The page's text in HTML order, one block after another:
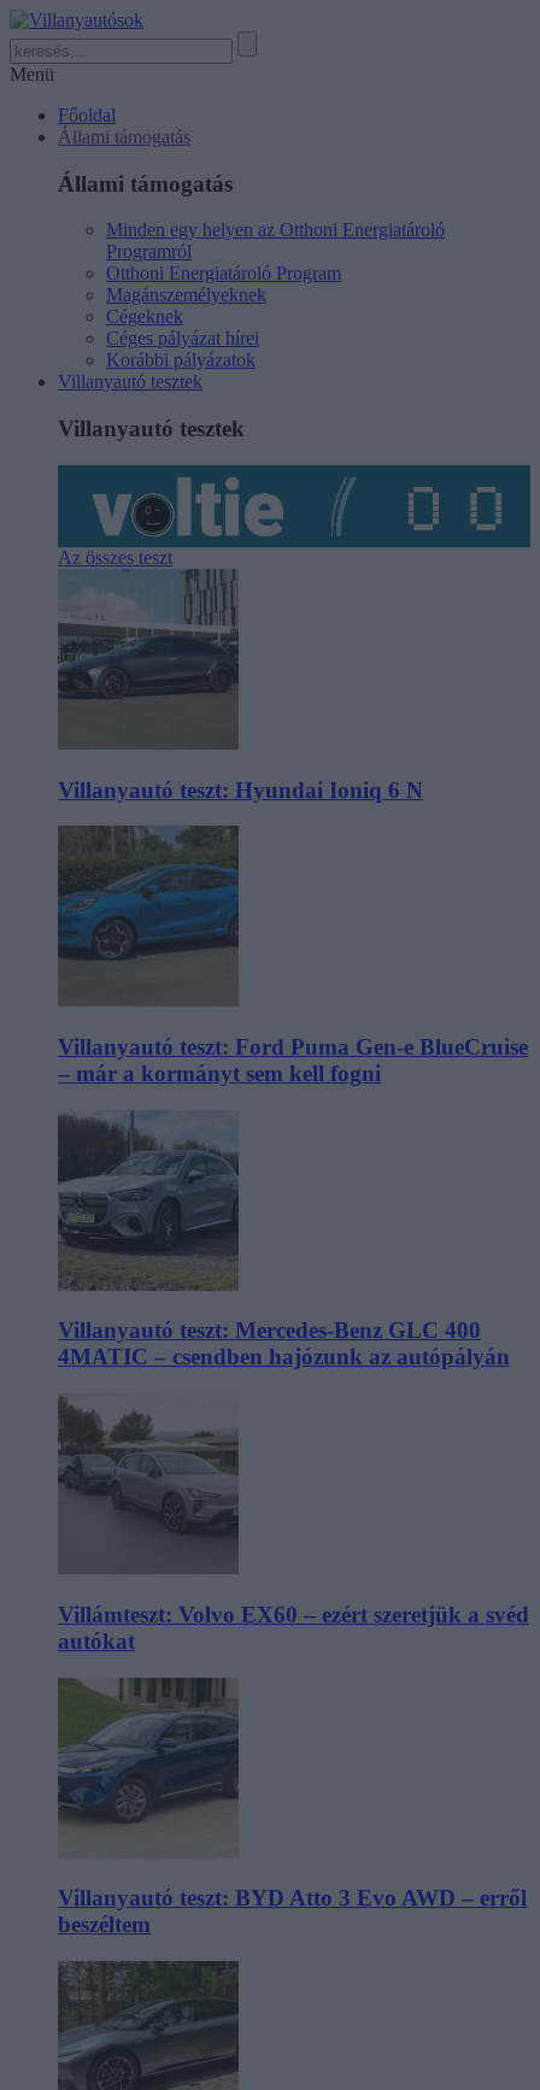
Menü
Főoldal
Állami támogatás
Állami támogatás
Minden egy helyen az Otthoni Energiatároló
Programról
Otthoni Energiatároló Program
Magánszemélyeknek
Cégeknek
Céges pályázat hírei
Korábbi pályázatok
Villanyautó tesztek
Villanyautó tesztek
Az összes teszt
Villanyautó teszt: Hyundai Ioniq 6 N
Villanyautó teszt: Ford Puma Gen-e BlueCruise
– már a kormányt sem kell fogni
Villanyautó teszt: Mercedes-Benz GLC 400
4MATIC – csendben hajózunk az autópályán
Villámteszt: Volvo EX60 – ezért szeretjük a svéd
autókat
Villanyautó teszt: BYD Atto 3 Evo AWD – erről
beszéltem